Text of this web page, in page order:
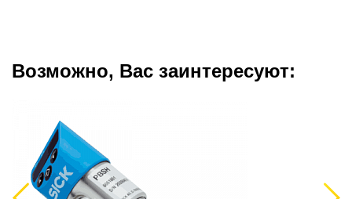
Возможно, Вас заинтересуют: